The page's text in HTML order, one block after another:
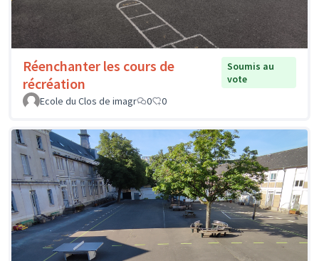
Réenchanter les cours de
récréation
Soumis au
vote
Ecole du Clos de imagr
0 0